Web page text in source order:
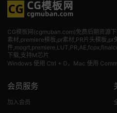
CG模板网(cgmuban.com)免费后期资源
素材,premiere模板,pr素材,PR片头模板,pr
件
下载,支持M芯片
Windows 使用 Ctrl + D，Mac 使用
会员服务
加入会员